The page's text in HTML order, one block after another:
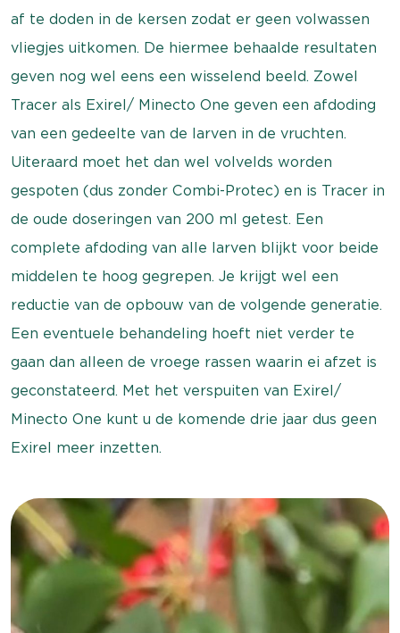
af te doden in de kersen zodat er geen volwassen
vliegjes uitkomen. De hiermee behaalde resultaten
geven nog wel eens een wisselend beeld. Zowel
Tracer als Exirel/ Minecto One geven een afdoding
van een gedeelte van de larven in de vruchten.
Uiteraard moet het dan wel volvelds worden
gespoten (dus zonder Combi-Protec) en is Tracer in
de oude doseringen van 200 ml getest. Een
complete afdoding van alle larven blijkt voor beide
middelen te hoog gegrepen. Je krijgt wel een
reductie van de opbouw van de volgende generatie.
Een eventuele behandeling hoeft niet verder te
gaan dan alleen de vroege rassen waarin ei afzet is
geconstateerd. Met het verspuiten van Exirel/
Minecto One kunt u de komende drie jaar dus geen
Exirel meer inzetten.